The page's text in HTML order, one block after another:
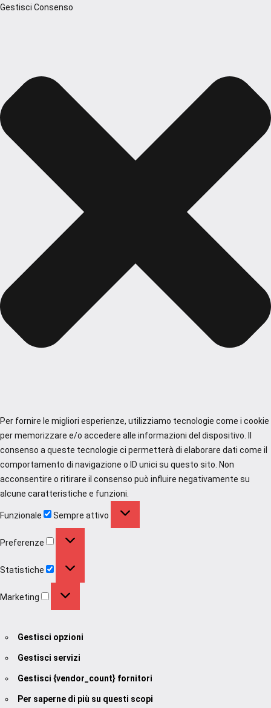
Gestisci Consenso
Per fornire le migliori esperienze, utilizziamo tecnologie come i cookie
per memorizzare e/o accedere alle informazioni del dispositivo. Il
consenso a queste tecnologie ci permetterà di elaborare dati come il
comportamento di navigazione o ID unici su questo sito. Non
acconsentire o ritirare il consenso può influire negativamente su
alcune caratteristiche e funzioni.
Funzionale Sempre attivo
Preferenze
Statistiche
Marketing
Gestisci opzioni
Gestisci servizi
Gestisci {vendor_count} fornitori
Per saperne di più su questi scopi